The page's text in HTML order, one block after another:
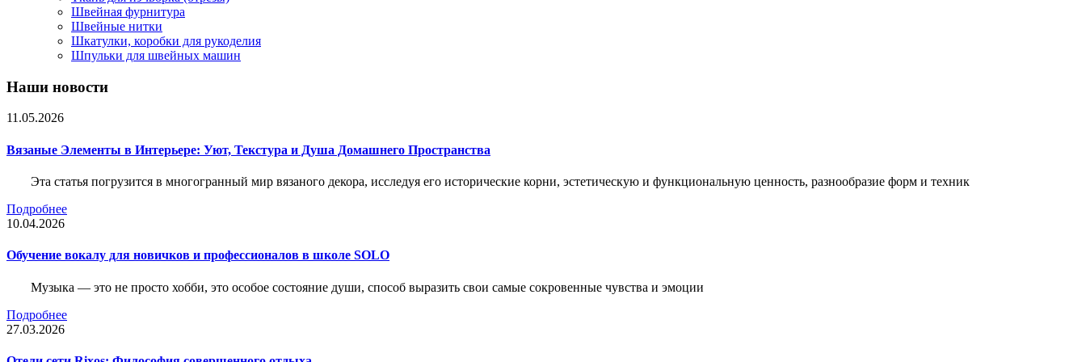
Швейная фурнитура
Швейные нитки
Шкатулки, коробки для рукоделия
Шпульки для швейных машин
Наши новости
11.05.2026
Вязаные Элементы в Интерьере: Уют, Текстура и Душа Домашнего Пространства
Эта статья погрузится в многогранный мир вязаного декора, исследуя его исторические корни, эстетическую и функциональную ценность, разнообразие форм и техник
Подробнее
10.04.2026
Обучение вокалу для новичков и профессионалов в школе SOLO
Музыка — это не просто хобби, это особое состояние души, способ выразить свои самые сокровенные чувства и эмоции
Подробнее
27.03.2026